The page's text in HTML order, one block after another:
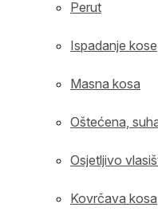
Perut
Ispadanje kose
Masna kosa
Oštećena,
Osjetljivo
Kovrčava kosa